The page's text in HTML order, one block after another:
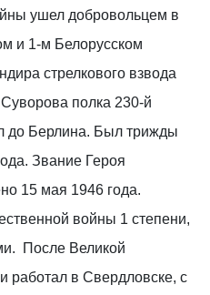
ушел добровольцем в
и 1-м Белорусском
стрелкового взвода
полка 230-й
до Берлина. Был трижды
Звание Героя
15 мая 1946 года.
войны 1 степени,
После Великой
работал в Свердловске, с